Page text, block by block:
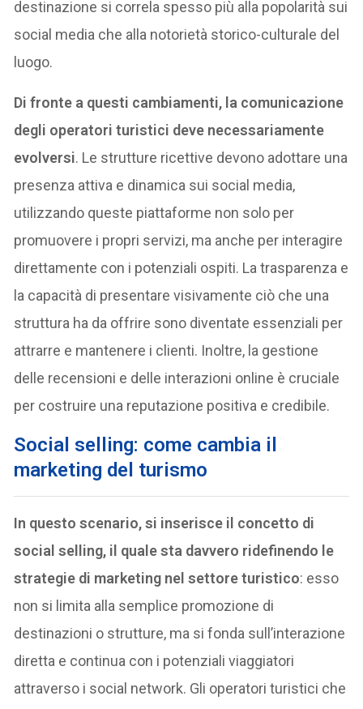
destinazione si correla spesso più alla popolarità sui
social media che alla notorietà storico-culturale del
luogo.
Di fronte a questi cambiamenti, la comunicazione
degli operatori turistici deve necessariamente
evolversi. Le strutture ricettive devono adottare una
presenza attiva e dinamica sui social media,
utilizzando queste piattaforme non solo per
promuovere i propri servizi, ma anche per interagire
direttamente con i potenziali ospiti. La trasparenza e
la capacità di presentare visivamente ciò che una
struttura ha da offrire sono diventate essenziali per
attrarre e mantenere i clienti. Inoltre, la gestione
delle recensioni e delle interazioni online è cruciale
per costruire una reputazione positiva e credibile.
Social selling: come cambia il
marketing del turismo
In questo scenario, si inserisce il concetto di
social selling, il quale sta davvero ridefinendo le
strategie di marketing nel settore turistico: esso
non si limita alla semplice promozione di
destinazioni o strutture, ma si fonda sull’interazione
diretta e continua con i potenziali viaggiatori
attraverso i social network. Gli operatori turistici che